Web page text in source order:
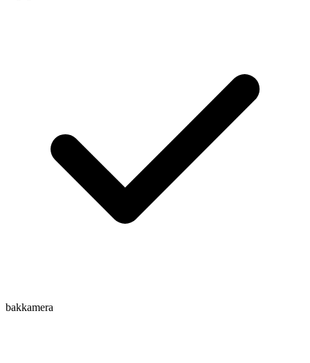
bakkamera